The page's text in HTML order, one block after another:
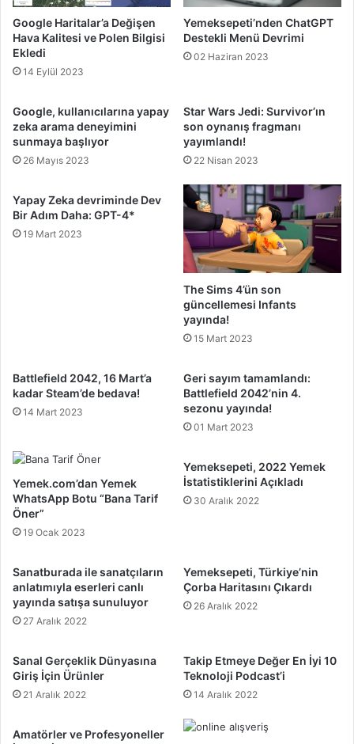
Google Haritalar’a Değişen
Hava Kalitesi ve Polen Bilgisi
Ekledi
14 Eylül 2023
Yemeksepeti’nden ChatGPT
Destekli Menü Devrimi
02 Haziran 2023
Google, kullanıcılarına yapay
zeka arama deneyimini
sunmaya başlıyor
26 Mayıs 2023
Star Wars Jedi: Survivor’ın
son oynanış fragmanı
yayımlandı!
22 Nisan 2023
Yapay Zeka devriminde Dev
Bir Adım Daha: GPT-4*
19 Mart 2023
The Sims 4’ün son
güncellemesi Infants
yayında!
15 Mart 2023
Battlefield 2042, 16 Mart’a
kadar Steam’de bedava!
14 Mart 2023
Geri sayım tamamlandı:
Battlefield 2042’nin 4.
sezonu yayında!
01 Mart 2023
Yemek.com’dan Yemek
WhatsApp Botu “Bana Tarif
Öner”
19 Ocak 2023
Yemeksepeti, 2022 Yemek
İstatistiklerini Açıkladı
30 Aralık 2022
Sanatburada ile sanatçıların
anlatımıyla eserleri canlı
yayında satışa sunuluyor
27 Aralık 2022
Yemeksepeti, Türkiye’nin
Çorba Haritasını Çıkardı
26 Aralık 2022
Sanal Gerçeklik Dünyasına
Giriş İçin Ürünler
21 Aralık 2022
Takip Etmeye Değer En İyi 10
Teknoloji Podcast’i
14 Aralık 2022
Amatörler ve Profesyoneller